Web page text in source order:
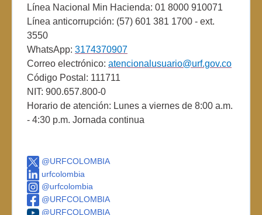
Línea Nacional Min Hacienda: 01 8000 910071
Línea anticorrupción: (57) 601 381 1700 - ext.
3550
WhatsApp: 3174370907
Correo electrónico: atencionalusuario@urf.gov.co
Código Postal: 111711
NIT: 900.657.800-0
Horario de atención: Lunes a viernes de 8:00 a.m.
- 4:30 p.m. Jornada continua
@URFCOLOMBIA
urfcolombia
@urfcolombia
@URFCOLOMBIA
@URFCOLOMBIA